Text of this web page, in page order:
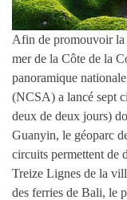
Afin de promouvoir la
mer de la Côte de la
panoramique
(NCSA) a lancé sept
deux de deux jours)
Guanyin, le géoparc
circuits permettent de
Treize Lignes de la
des ferries de Bali, le